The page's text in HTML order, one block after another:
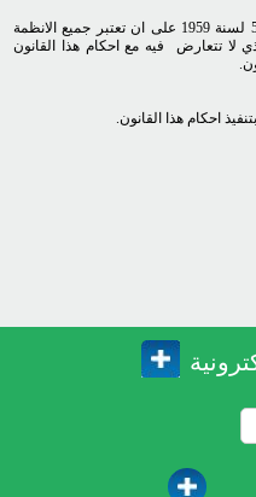
يلغى قانون مؤسسة الاقراض الزراعي رقم 50 لسنة 1959 على ان تعتبر جميع الانظمة
لا تتعارض فيه مع احكام هذا القانون
احكام هذا القانون.